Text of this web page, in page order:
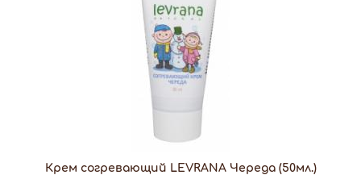
Крем согревающий LEVRANA Череда (50мл.)